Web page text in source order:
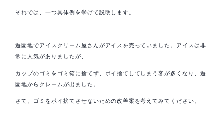
それでは、一つ具体例を挙げて説明します。
遊園地でアイスクリーム屋さんがアイスを売っていました。アイスは非
常に人気がありましたが、
カップのゴミをゴミ箱に捨てず、ポイ捨てしてしまう客が多くなり、遊
園地からクレームが出ました。
さて、ゴミをポイ捨てさせないための改善案を考えてみてください。